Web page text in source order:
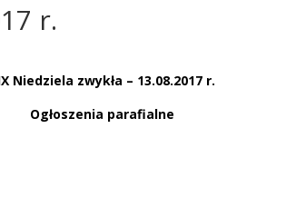
r.
Niedziela zwykła – 13.08.2017 r.
Ogłoszenia parafialne